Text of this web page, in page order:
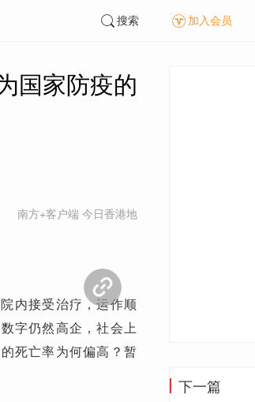
搜索 加入会员
国家防疫的
南方+客户端 今日香港地
内接受治疗，运作顺
字仍然高企，社会上
死亡率为何偏高？暂
下一篇